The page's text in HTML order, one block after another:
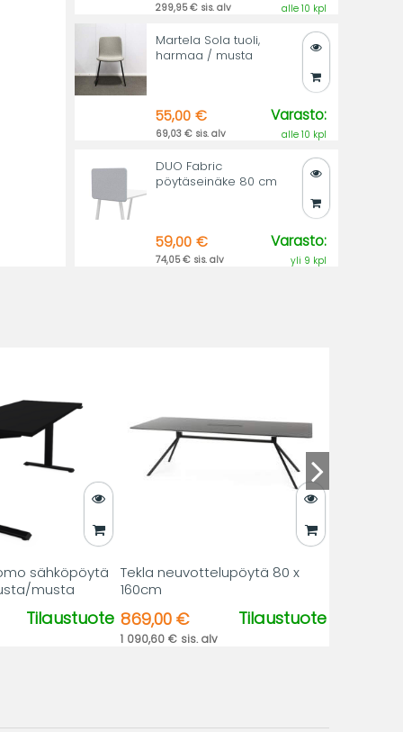
299,95 € sis. alv alle 10 kpl
Martela Sola tuoli,
harmaa / musta
55,00 €
69,03 € sis. alv
Varasto:
alle 10 kpl
DUO Fabric
pöytäseinäke 80 cm
59,00 €
74,05 € sis. alv
Varasto:
yli 9 kpl
sähköpöytä
musta
Tilaustuote
Tekla neuvottelupöytä 80 x
160cm
869,00 €
1 090,60 € sis. alv
Tilaustuote